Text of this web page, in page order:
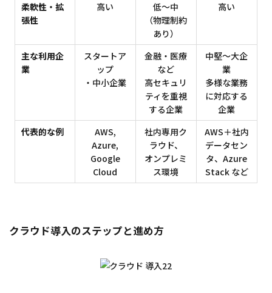
柔軟性・拡
張性
高い
低〜中
（物理制約
あり）
高い
主な利用企
業
スタートア
ップ
・中小企業
金融・医療
など
高セキュリ
ティを重視
する企業
中堅〜大企
業
多様な業務
に対応する
企業
代表的な例
AWS,
Azure,
Google
Cloud
社内専用ク
ラウド、
オンプレミ
ス環境
AWS＋社内
データセン
タ、Azure
Stack など
クラウド導入のステップと進め方